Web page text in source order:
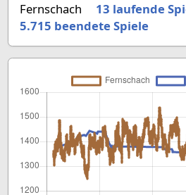
Fernschach
13 laufende
5.715 beendete Spiele